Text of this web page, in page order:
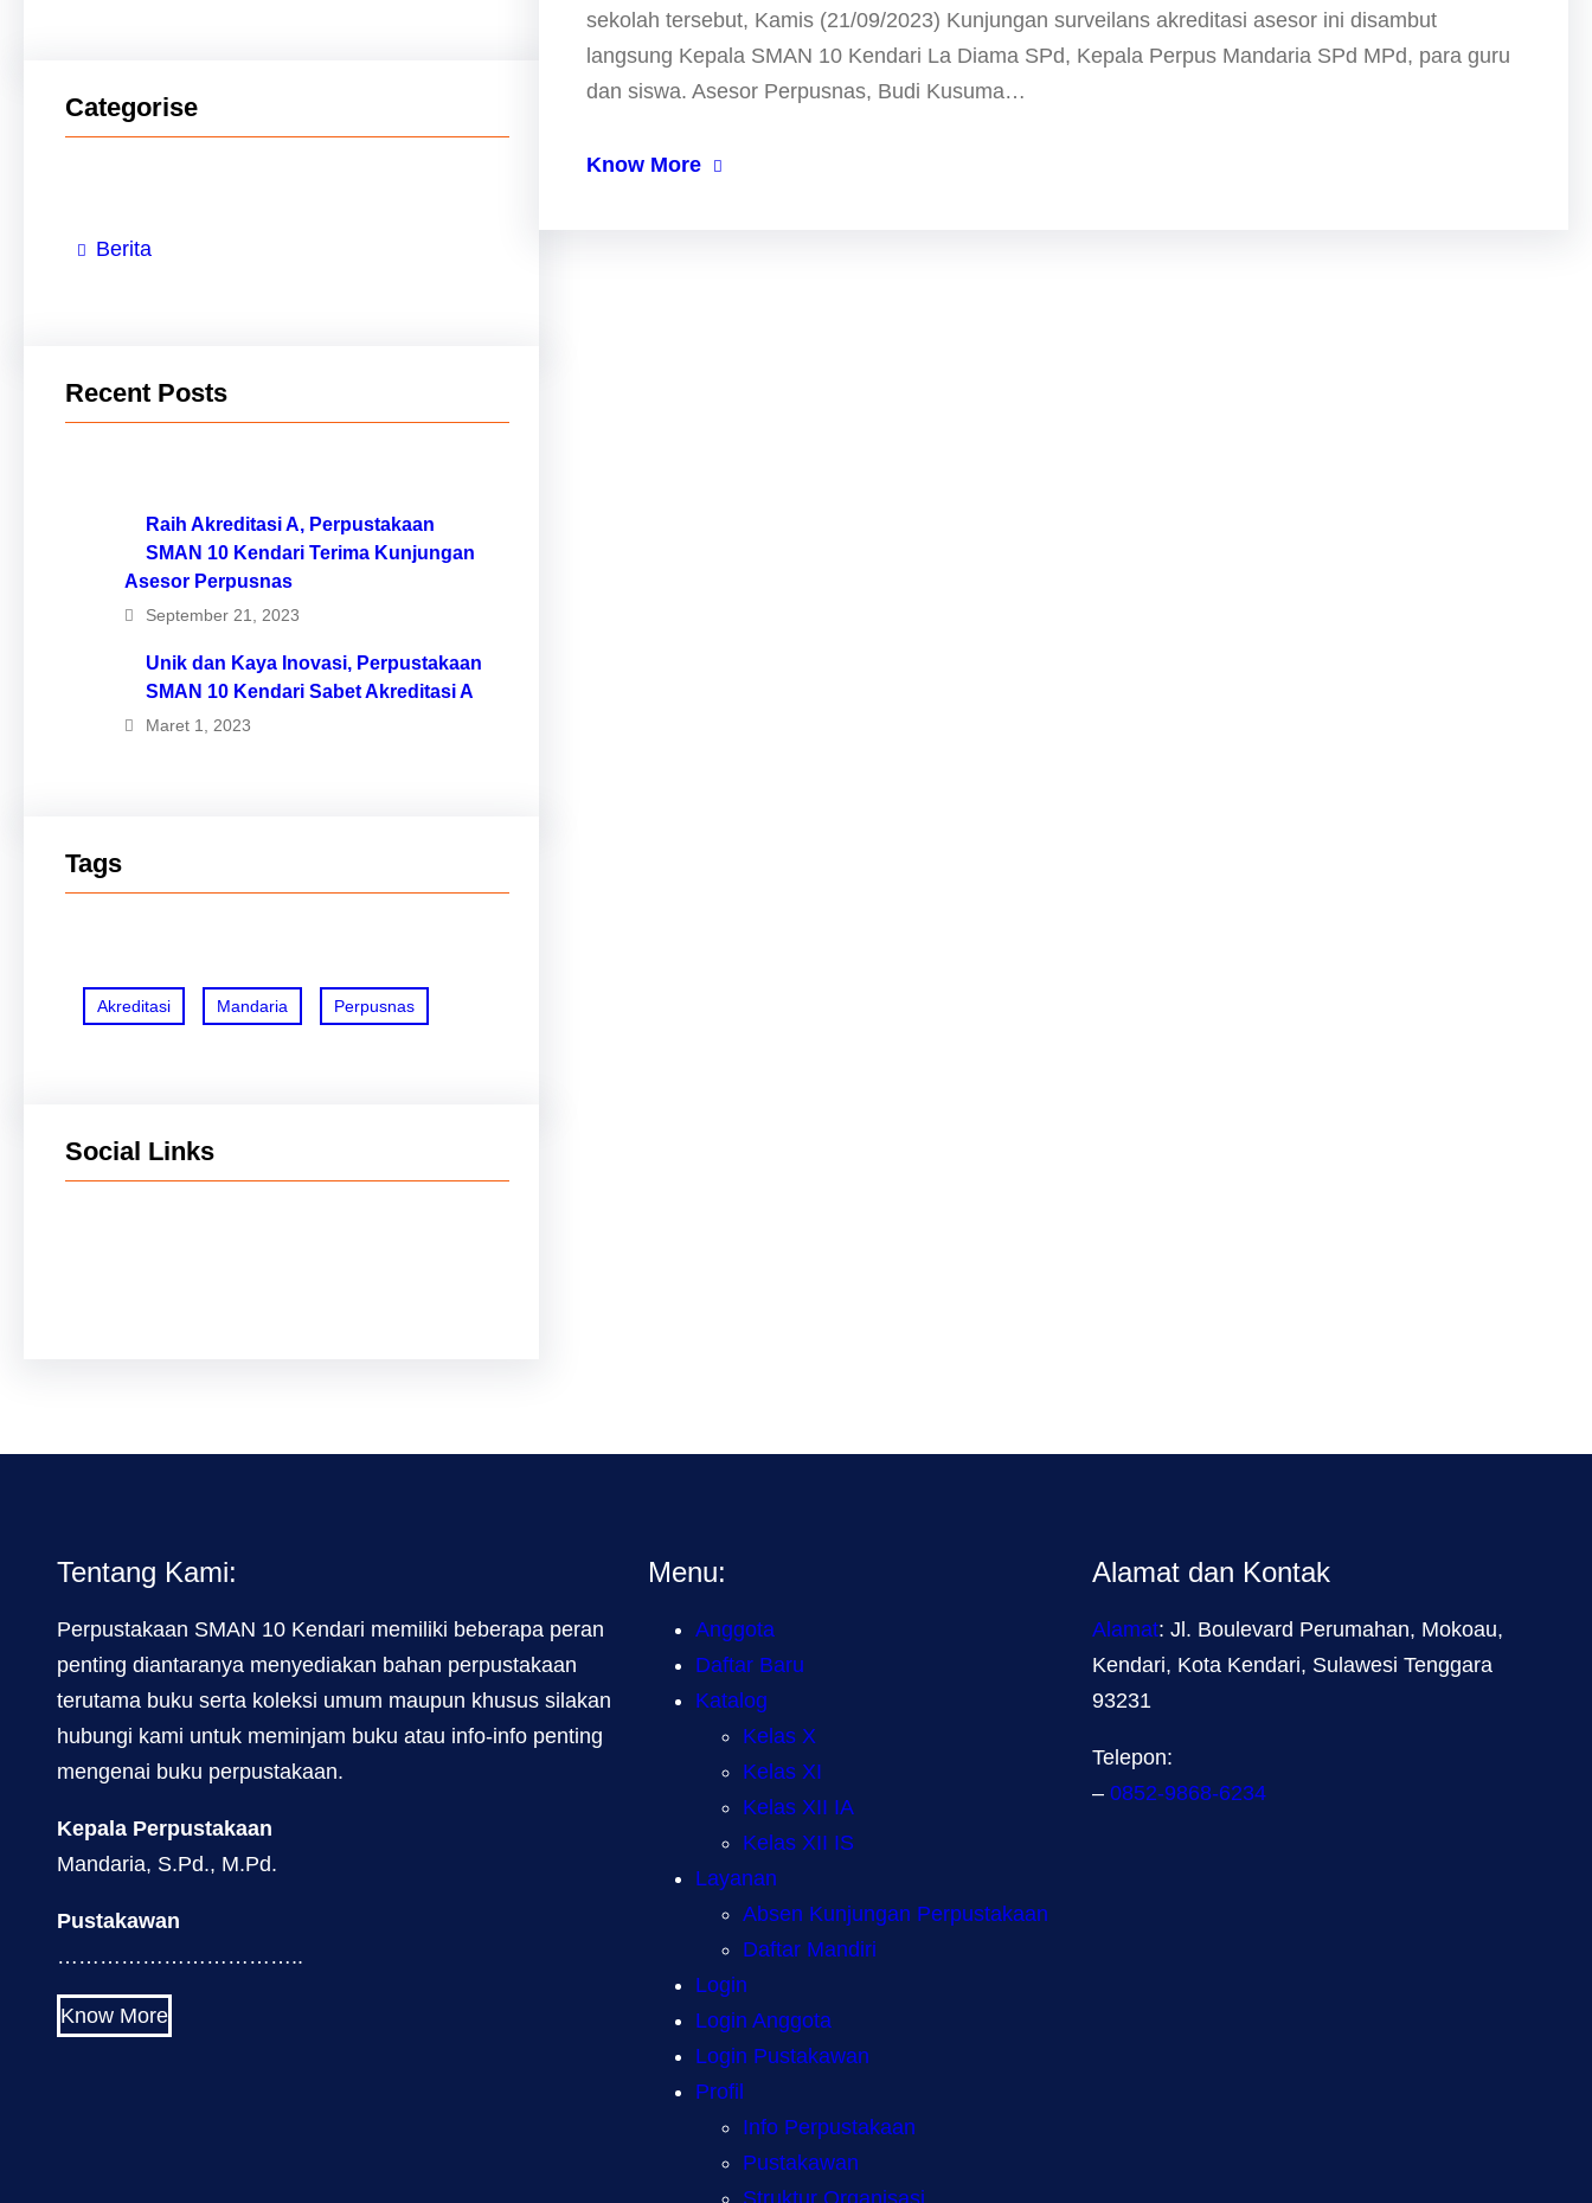
Categorise
Berita
Recent Posts
Raih Akreditasi A, Perpustakaan
SMAN 10 Kendari Terima Kunjungan
Asesor Perpusnas
September 21, 2023
Unik dan Kaya Inovasi, Perpustakaan
SMAN 10 Kendari Sabet Akreditasi A
Maret 1, 2023
Tags
Akreditasi Mandaria Perpusnas
Social Links
sekolah tersebut, Kamis (21/09/2023) Kunjungan surveilans akreditasi asesor ini disambut
langsung Kepala SMAN 10 Kendari La Diama SPd, Kepala Perpus Mandaria SPd MPd, para guru
dan siswa. Asesor Perpusnas, Budi Kusuma…
Know More
Tentang Kami:
Perpustakaan SMAN 10 Kendari memiliki beberapa peran
penting diantaranya menyediakan bahan perpustakaan
terutama buku serta koleksi umum maupun khusus silakan
hubungi kami untuk meminjam buku atau info-info penting
mengenai buku perpustakaan.
Kepala Perpustakaan
Mandaria, S.Pd., M.Pd.
Pustakawan
……………………………..
Know More
Menu:
Anggota
Daftar Baru
Katalog
Kelas X
Kelas XI
Kelas XII IA
Kelas XII IS
Layanan
Absen Kunjungan Perpustakaan
Daftar Mandiri
Login
Login Anggota
Login Pustakawan
Profil
Info Perpustakaan
Pustakawan
Alamat dan Kontak
Alamat: Jl. Boulevard Perumahan, Mokoau,
Kendari, Kota Kendari, Sulawesi Tenggara
93231
Telepon:
– 0852-9868-6234